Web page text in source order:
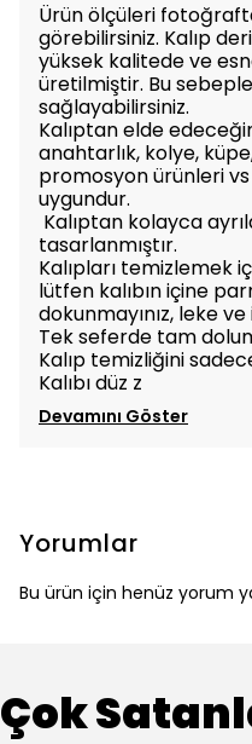
Ürün ölçüleri
görebilirsiniz. Kalıp
yüksek kalitede ve
üretilmiştir. Bu
sağlayabilirsiniz.
Kalıptan elde
anahtarlık, kolye,
promosyon ürünleri
uygundur.
Kalıptan kolayca
tasarlanmıştır.
Kalıpları temizlemek
lütfen kalıbın içine
dokunmayınız, leke
Tek seferde tam
Kalıp temizliğini
Kalıbı düz z
Devamını Göster
Yorumlar
Bu ürün için henüz yorum
Çok